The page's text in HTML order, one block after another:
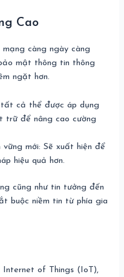
Cao
càng ngày càng
mật thông tin thông
ngặt hơn.
tất cả thể được áp dụng
trữ để nâng cao cường
vững mới: Sẽ xuất hiện để
hiệu quả hơn.
cũng như tin tưởng đến
buộc niềm tin từ phía gia
Internet of Things (IoT),